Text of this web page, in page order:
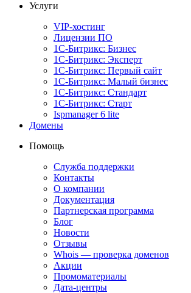
Услуги
VIP-хостинг
Лицензии ПО
1С-Битрикс: Бизнес
1С-Битрикс: Эксперт
1С-Битрикс: Первый сайт
1С-Битрикс: Малый бизнес
1С-Битрикс: Стандарт
1С-Битрикс: Старт
Ispmanager 6 lite
Домены
Помощь
Служба поддержки
Контакты
О компании
Документация
Партнерская программа
Блог
Новости
Отзывы
Whois — проверка доменов
Акции
Промоматериалы
Дата-центры